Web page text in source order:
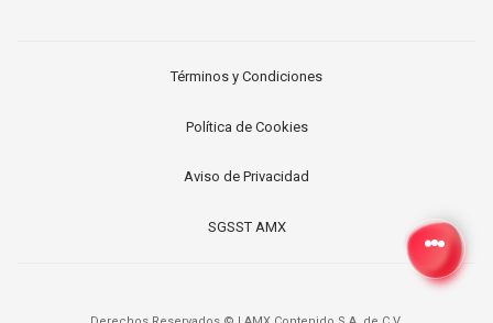
Términos y Condiciones
Política de Cookies
Aviso de Privacidad
SGSST AMX